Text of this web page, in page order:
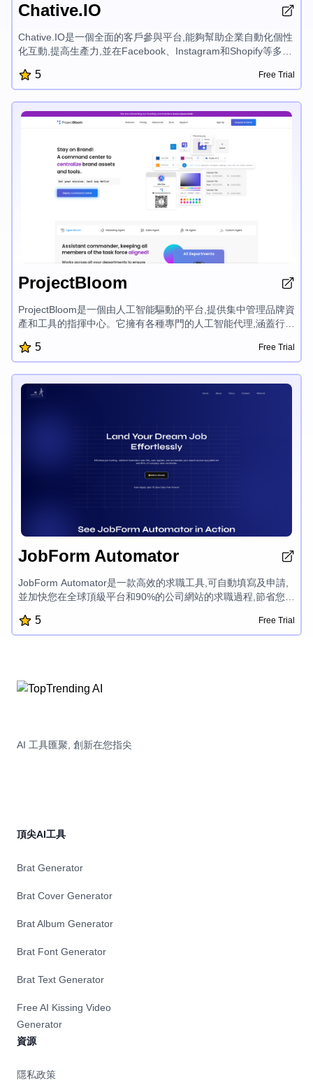
Chative.IO
Chative.IO是一個全面的客戶參與平台,能夠幫助企業自動化個性
化互動,提高生產力,並在Facebook、Instagram和Shopify等多個
信息CRM等AI驅動功能,幫助增強客戶體驗,提高轉化率,並高效地
擴展業務。
5 Free Trial
ProjectBloom
ProjectBloom是一個由人工智能驅動的平台,提供集中管理品牌資
產和工具的指揮中心。它擁有各種專門的人工智能代理,涵蓋行
務,並在各部門保持品牌一致性。
5 Free Trial
JobForm Automator
JobForm Automator是一款高效的求職工具,可自動填寫及申請,
並加快您在全球頂級平台和90%的公司網站的求職過程,節省您的
作機會。
5 Free Trial
AI 工具匯聚, 創新在您指尖
頂尖AI工具
Brat Generator
Brat Cover Generator
Brat Album Generator
Brat Font Generator
Brat Text Generator
Free AI Kissing Video
Generator
資源
隱私政策